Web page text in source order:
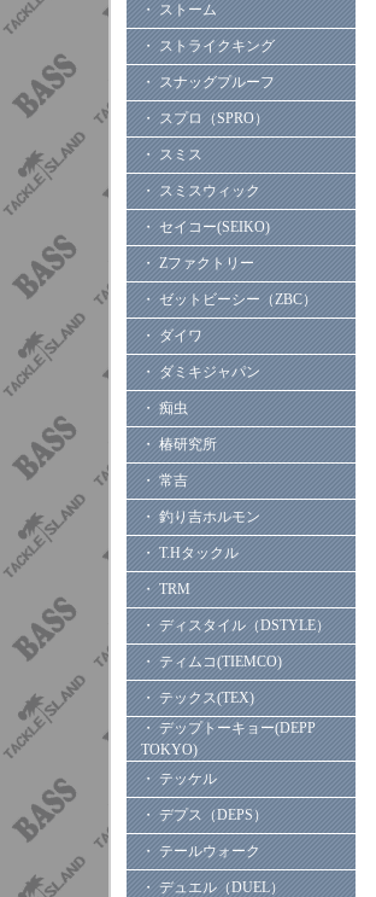
・ ストーム
・ ストライクキング
・ スナッグプルーフ
・ スプロ（SPRO）
・ スミス
・ スミスウィック
・ セイコー(SEIKO)
・ Zファクトリー
・ ゼットビーシー（ZBC）
・ ダイワ
・ ダミキジャパン
・ 痴虫
・ 椿研究所
・ 常吉
・ 釣り吉ホルモン
・ T.Hタックル
・ TRM
・ ディスタイル（DSTYLE）
・ ティムコ(TIEMCO)
・ テックス(TEX)
・ デップトーキョー(DEPP
TOKYO)
・ テッケル
・ デプス（DEPS）
・ テールウォーク
・ デュエル（DUEL）